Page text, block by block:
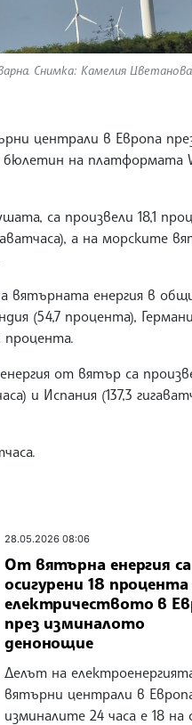
Снимка: Камелия
централи в Европа
на платформата
са произвели 18,1
а на морските
вятърната енергия в
(54,7 процента),
процента.
от вятър са
и Испания (137,3
28.05.2026 08:06
От вятърна енергия са
осигурени 18
електричеството в
през изминалото
денонощие
Делът на
вятърни централи в
изминалите 24 часа е 18 на